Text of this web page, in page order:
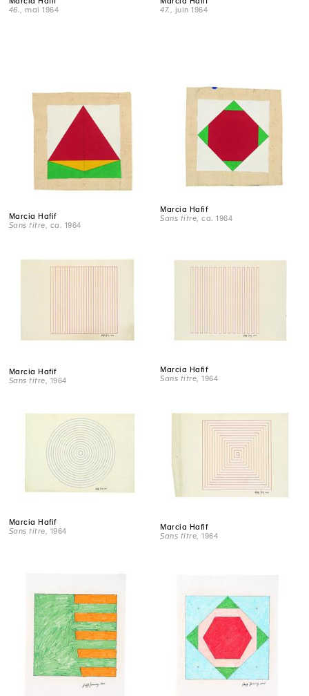
46.
, mai 1964
47.
, juin 1964
Marcia Hafif
Sans titre, ca. 1964
Marcia Hafif
Sans titre , ca. 1964
Marcia Hafif
Sans titre , 1964
Marcia Hafif
Sans titre , 1964
Marcia Hafif
Sans titre , 1964
Marcia Hafif
Sans titre , 1964